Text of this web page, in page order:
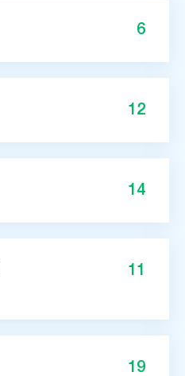
6
12
14
11
19